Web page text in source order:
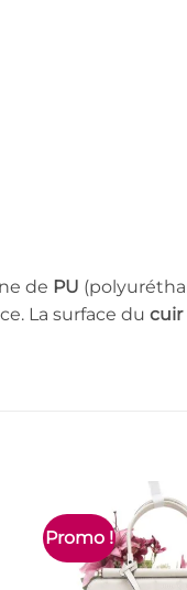
de PU
La surface du cuir
Promo !